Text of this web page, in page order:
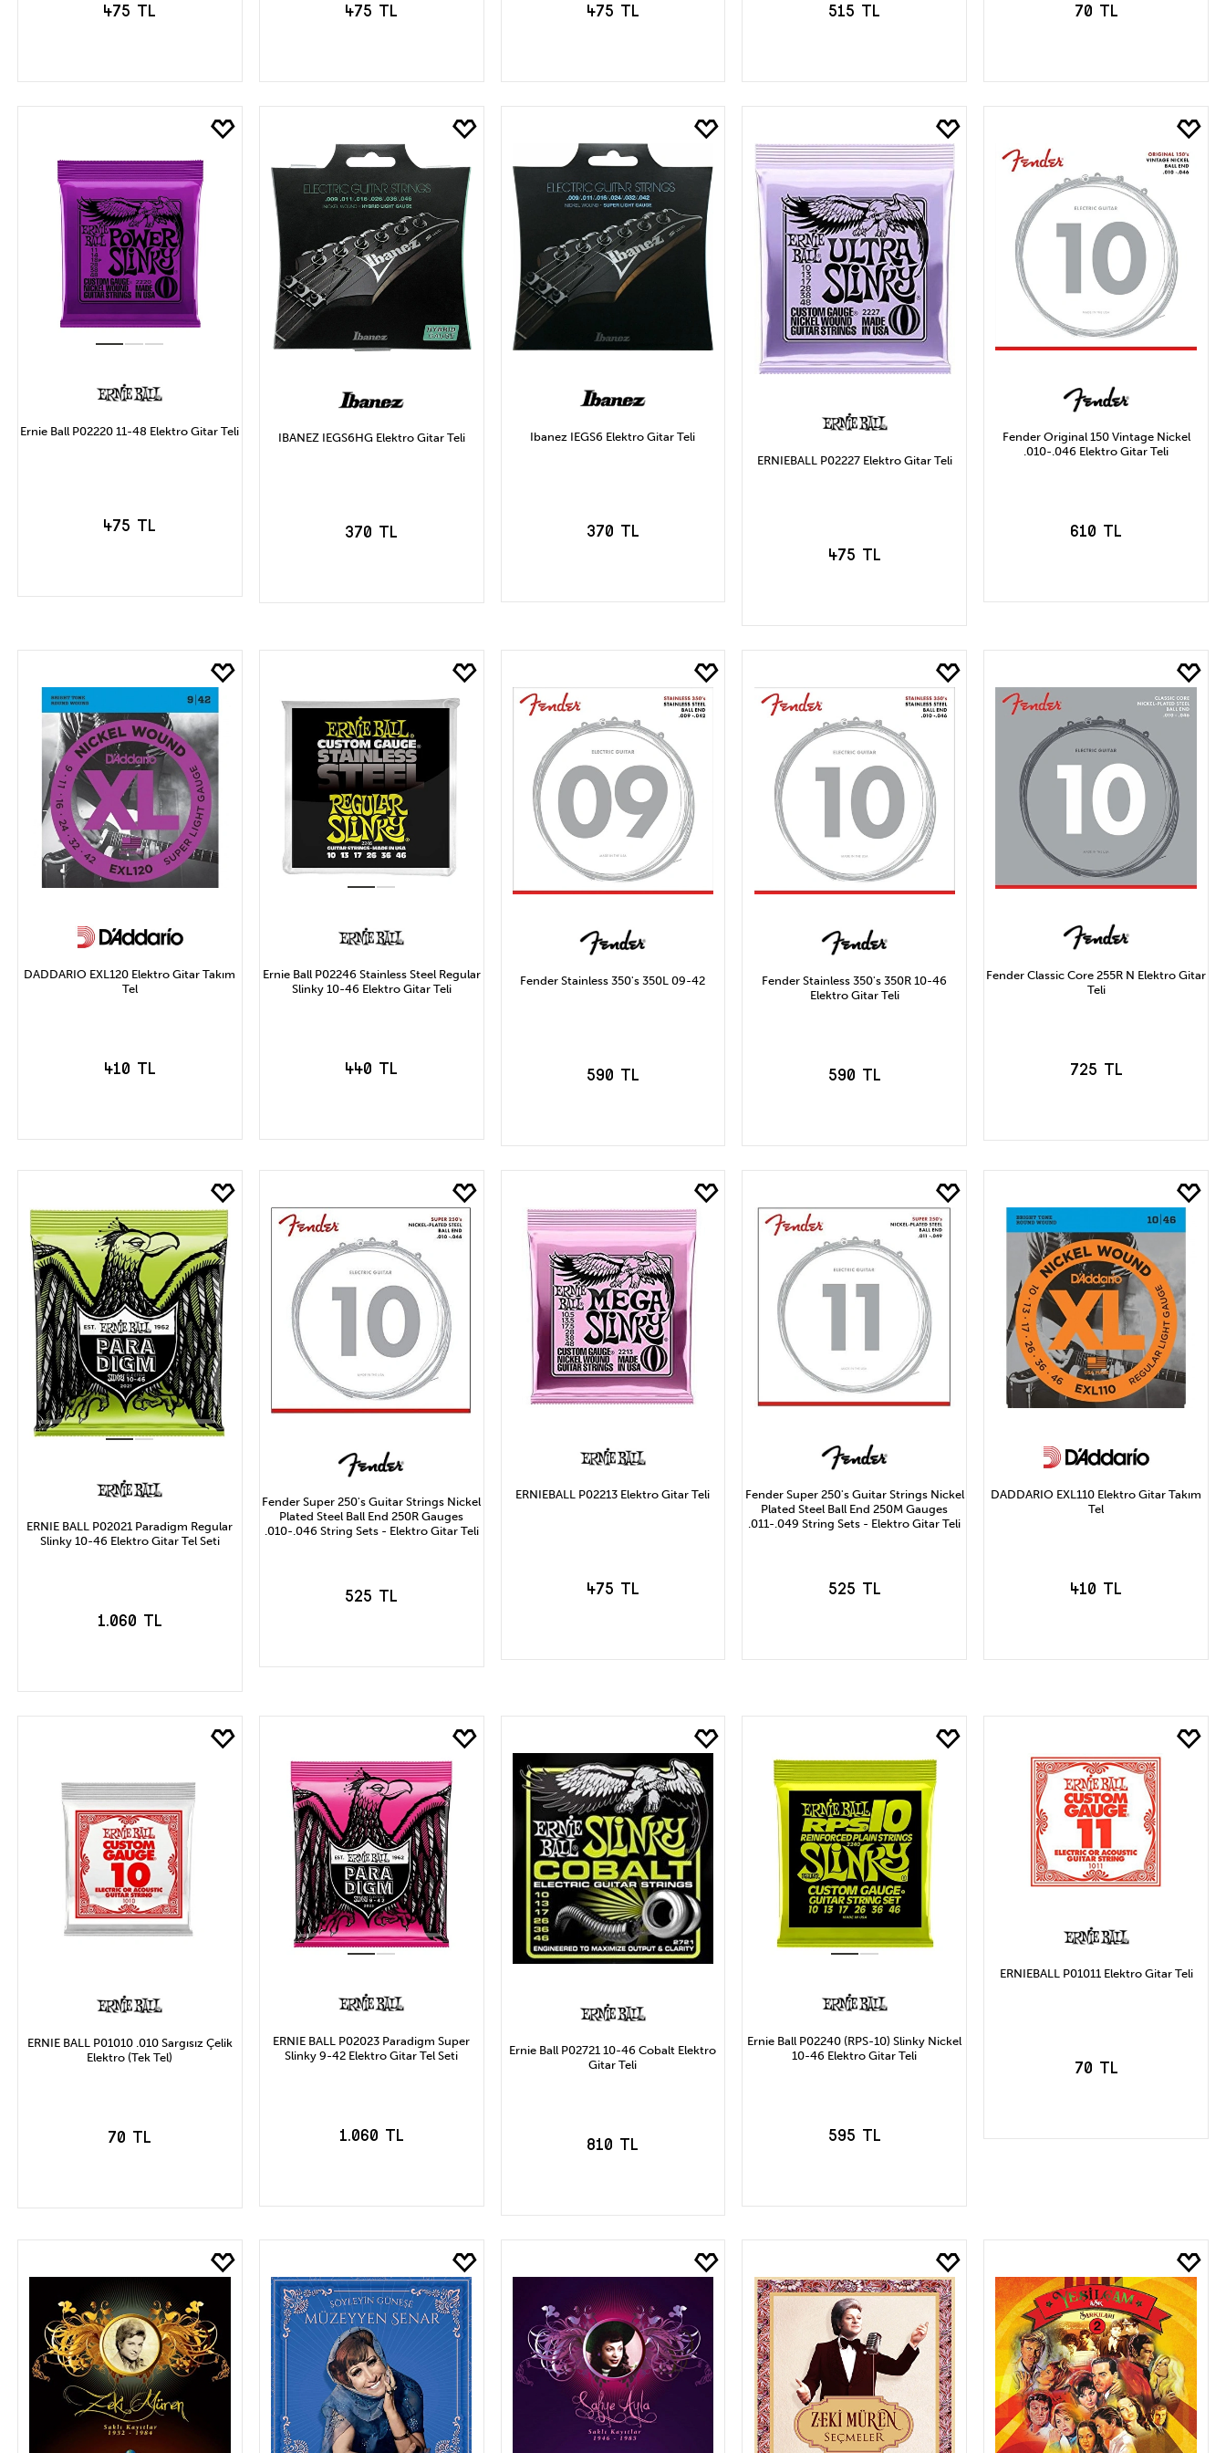
475 TL
SEPETE EKLE
475 TL
SEPETE EKLE
475 TL
SEPETE EKLE
515 TL
SEPETE EKLE
70 TL
SEPETE EKLE
Ernie Ball P02220 11-48 Elektro Gitar Teli
475 TL
IBANEZ IEGS6HG Elektro Gitar Teli
370 TL
Ibanez IEGS6 Elektro Gitar Teli
370 TL
ERNIEBALL P02227 Elektro Gitar Teli
475 TL
SEPETE EKLE
Fender Original 150 Vintage Nickel
.010-.046 Elektro Gitar Teli
610 TL
DADDARIO EXL120 Elektro Gitar Takım
Tel
410 TL
SEPETE EKLE
Ernie Ball P02246 Stainless Steel Regular
Slinky 10-46 Elektro Gitar Teli
440 TL
SEPETE EKLE
Fender Stainless 350's 350L 09-42
590 TL
SEPETE EKLE
Fender Stainless 350's 350R 10-46
Elektro Gitar Teli
590 TL
SEPETE EKLE
Fender Classic Core 255R N Elektro Gitar
Teli
725 TL
SEPETE EKLE
ERNIE BALL P02021 Paradigm Regular
Slinky 10-46 Elektro Gitar Tel Seti
1.060 TL
SEPETE EKLE
Fender Super 250's Guitar Strings Nickel
Plated Steel Ball End 250R Gauges
.010-.046 String Sets - Elektro Gitar Teli
525 TL
ERNIEBALL P02213 Elektro Gitar Teli
475 TL
Fender Super 250's Guitar Strings Nickel
Plated Steel Ball End 250M Gauges
.011-.049 String Sets - Elektro Gitar Teli
525 TL
DADDARIO EXL110 Elektro Gitar Takım
Tel
410 TL
ERNIE BALL P01010 .010 Sargısız Çelik
Elektro (Tek Tel)
70 TL
SEPETE EKLE
ERNIE BALL P02023 Paradigm Super
Slinky 9-42 Elektro Gitar Tel Seti
1.060 TL
SEPETE EKLE
Ernie Ball P02721 10-46 Cobalt Elektro
Gitar Teli
810 TL
SEPETE EKLE
Ernie Ball P02240 (RPS-10) Slinky Nickel
10-46 Elektro Gitar Teli
595 TL
SEPETE EKLE
ERNIEBALL P01011 Elektro Gitar Teli
70 TL